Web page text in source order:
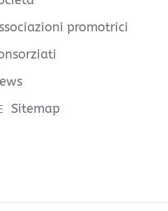
promotrici
Sitemap